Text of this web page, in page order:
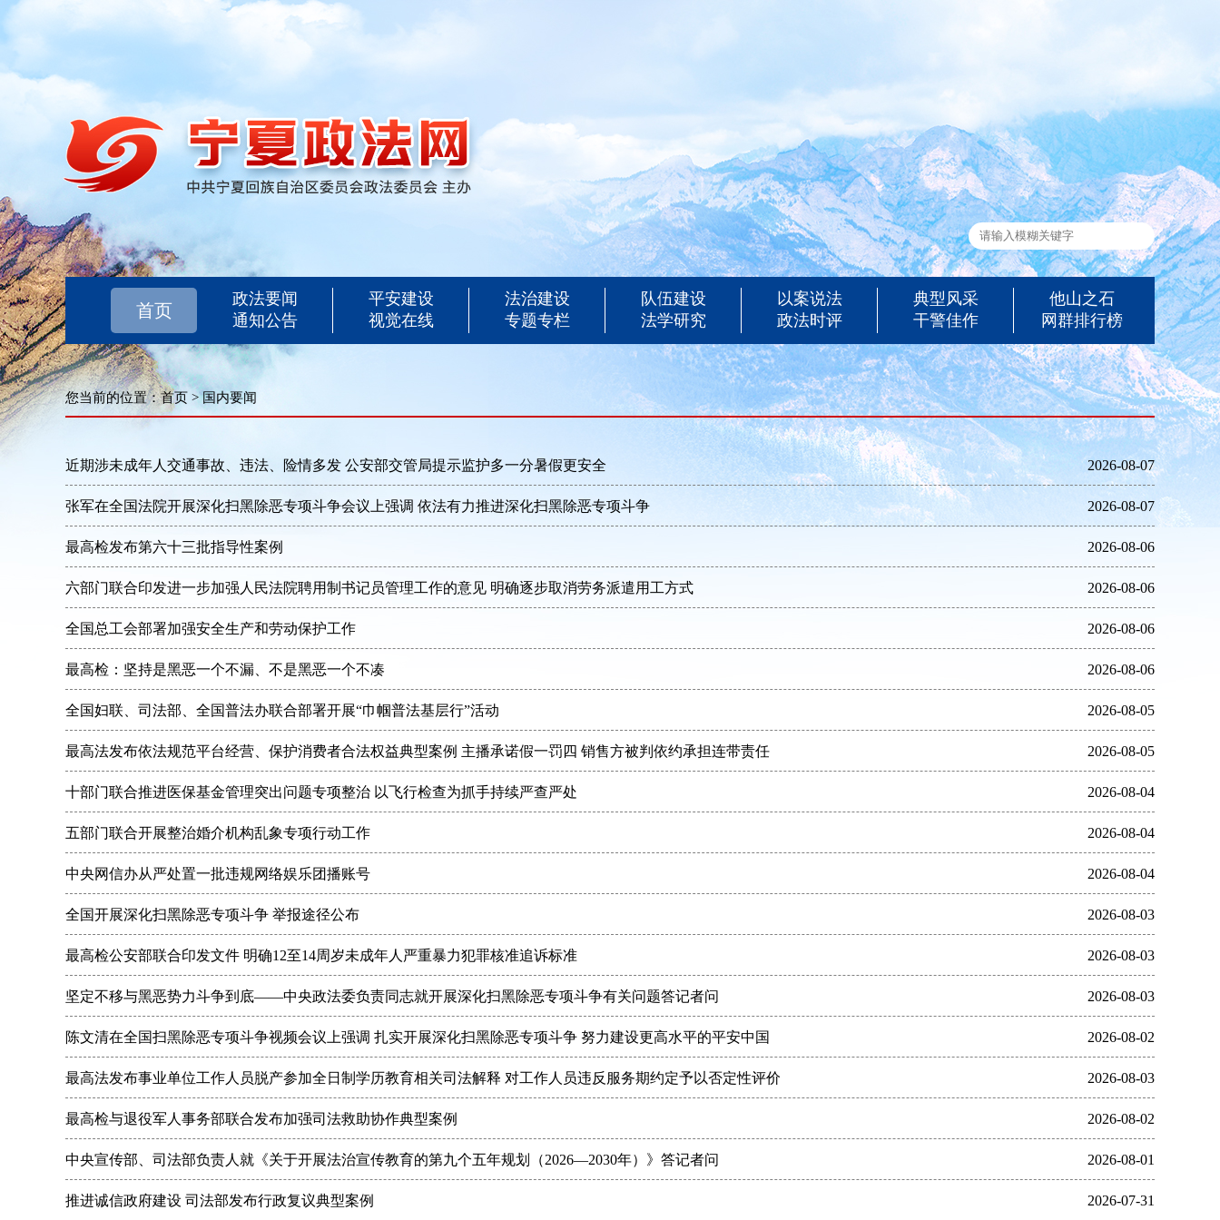
首页
政法要闻
通知公告
平安建设
视觉在线
法治建设
专题专栏
队伍建设
法学研究
以案说法
政法时评
典型风采
干警佳作
他山之石
网群排行榜
您当前的位置：首页 >国内要闻
近期涉未成年人交通事故、违法、险情多发 公安部交管局提示监护多一分暑假更安全 2026-08-07
张军在全国法院开展深化扫黑除恶专项斗争会议上强调 依法有力推进深化扫黑除恶专项斗争 2026-08-07
最高检发布第六十三批指导性案例 2026-08-06
六部门联合印发进一步加强人民法院聘用制书记员管理工作的意见 明确逐步取消劳务派遣用工方式 2026-08-06
全国总工会部署加强安全生产和劳动保护工作 2026-08-06
最高检：坚持是黑恶一个不漏、不是黑恶一个不凑 2026-08-06
全国妇联、司法部、全国普法办联合部署开展“巾帼普法基层行”活动 2026-08-05
最高法发布依法规范平台经营、保护消费者合法权益典型案例 主播承诺假一罚四 销售方被判依约承担连带责任 2026-08-05
十部门联合推进医保基金管理突出问题专项整治 以飞行检查为抓手持续严查严处 2026-08-04
五部门联合开展整治婚介机构乱象专项行动工作 2026-08-04
中央网信办从严处置一批违规网络娱乐团播账号 2026-08-04
全国开展深化扫黑除恶专项斗争 举报途径公布 2026-08-03
最高检公安部联合印发文件 明确12至14周岁未成年人严重暴力犯罪核准追诉标准 2026-08-03
坚定不移与黑恶势力斗争到底——中央政法委负责同志就开展深化扫黑除恶专项斗争有关问题答记者问 2026-08-03
陈文清在全国扫黑除恶专项斗争视频会议上强调 扎实开展深化扫黑除恶专项斗争 努力建设更高水平的平安中国 2026-08-02
最高法发布事业单位工作人员脱产参加全日制学历教育相关司法解释 对工作人员违反服务期约定予以否定性评价 2026-08-03
最高检与退役军人事务部联合发布加强司法救助协作典型案例 2026-08-02
中央宣传部、司法部负责人就《关于开展法治宣传教育的第九个五年规划（2026—2030年）》答记者问 2026-08-01
推进诚信政府建设 司法部发布行政复议典型案例 2026-07-31